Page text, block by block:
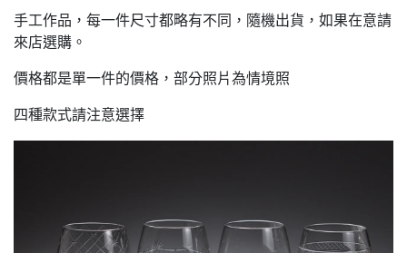
手工作品，每一件尺寸都略有不同，隨機出貨，如果在意請
來店選購。
價格都是單一件的價格，部分照片為情境照
四種款式請注意選擇